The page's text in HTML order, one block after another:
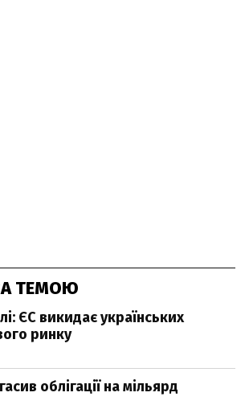
ТЕМОЮ
ЄС викидає українських
ринку
облігації на мільярд